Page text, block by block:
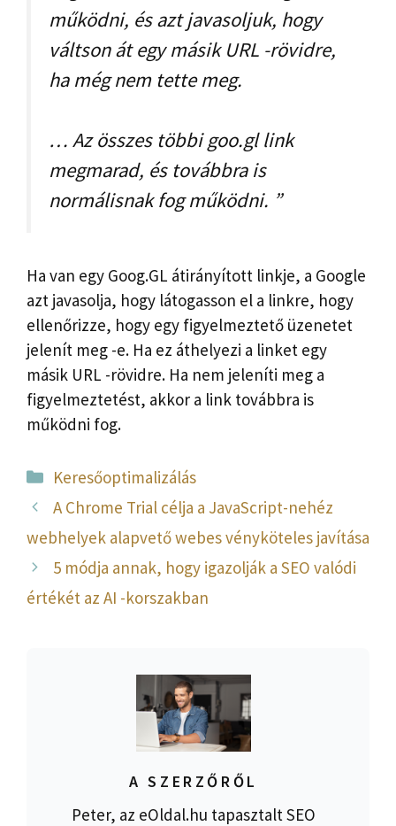
működni, és azt javasoljuk, hogy
váltson át egy másik URL -rövidre,
ha még nem tette meg.
… Az összes többi goo.gl link
megmarad, és továbbra is
normálisnak fog működni. ”
Ha van egy Goog.GL átirányított linkje, a Google
azt javasolja, hogy látogasson el a linkre, hogy
ellenőrizze, hogy egy figyelmeztető üzenetet
jelenít meg -e. Ha ez áthelyezi a linket egy
másik URL -rövidre. Ha nem jeleníti meg a
figyelmeztetést, akkor a link továbbra is
működni fog.
Kategória
Keresőoptimalizálás
A Chrome Trial célja a JavaScript-nehéz
webhelyek alapvető webes vényköteles javítása
5 módja annak, hogy igazolják a SEO valódi
értékét az AI -korszakban
A SZERZŐRŐL
Peter, az eOldal.hu tapasztalt SEO